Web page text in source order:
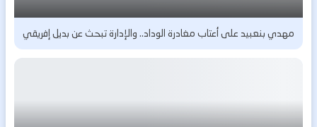
مهدي بنعبيد على أعتاب مغادرة الوداد.. والإدارة تبحث عن بديل إفريقي